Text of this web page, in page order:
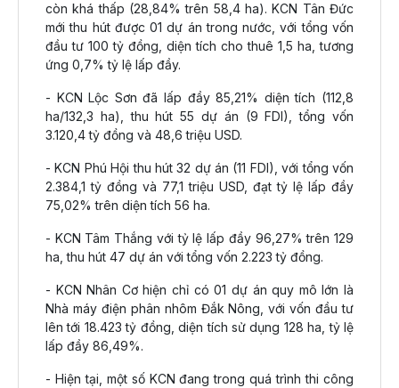
còn khá thấp (28,84% trên 58,4 ha). KCN Tân Đức
mới thu hút được 01 dự án trong nước, với tổng vốn
đầu tư 100 tỷ đồng, diện tích cho thuê 1,5 ha, tương
ứng 0,7% tỷ lệ lấp đầy.
- KCN Lộc Sơn đã lấp đầy 85,21% diện tích (112,8
ha/132,3 ha), thu hút 55 dự án (9 FDI), tổng vốn
3.120,4 tỷ đồng và 48,6 triệu USD.
- KCN Phú Hội thu hút 32 dự án (11 FDI), với tổng vốn
2.384,1 tỷ đồng và 77,1 triệu USD, đạt tỷ lệ lấp đầy
75,02% trên diện tích 56 ha.
- KCN Tâm Thắng với tỷ lệ lấp đầy 96,27% trên 129
ha, thu hút 47 dự án với tổng vốn 2.223 tỷ đồng.
- KCN Nhân Cơ hiện chỉ có 01 dự án quy mô lớn là
Nhà máy điện phân nhôm Đắk Nông, với vốn đầu tư
lên tới 18.423 tỷ đồng, diện tích sử dụng 128 ha, tỷ lệ
lấp đầy 86,49%.
- Hiện tại, một số KCN đang trong quá trình thi công